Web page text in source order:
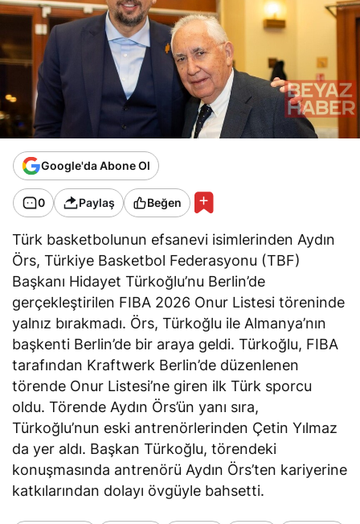
Google'da Abone Ol
0 Paylaş Beğen
Türk basketbolunun efsanevi isimlerinden Aydın
Örs, Türkiye Basketbol Federasyonu (TBF)
Başkanı Hidayet Türkoğlu’nu Berlin’de
gerçekleştirilen FIBA 2026 Onur Listesi töreninde
yalnız bırakmadı. Örs, Türkoğlu ile Almanya’nın
başkenti Berlin’de bir araya geldi. Türkoğlu, FIBA
tarafından Kraftwerk Berlin’de düzenlenen
törende Onur Listesi’ne giren ilk Türk sporcu
oldu. Törende Aydın Örs’ün yanı sıra,
Türkoğlu’nun eski antrenörlerinden Çetin Yılmaz
da yer aldı. Başkan Türkoğlu, törendeki
konuşmasında antrenörü Aydın Örs’ten kariyerine
katkılarından dolayı övgüyle bahsetti.